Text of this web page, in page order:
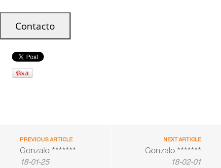
PREVIOUS ARTICLE
Gonzalo *******
18-01-25
NEXT ARTICLE
Gonzalo *******
18-02-01